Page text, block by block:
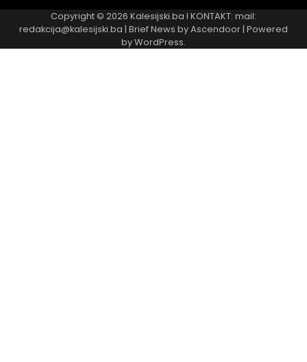
Copyright © 2026 Kalesijski.ba I KONTAKT: mail:
redakcija@kalesijski.ba | Brief News byAscendoor | Powered
byWordPress.